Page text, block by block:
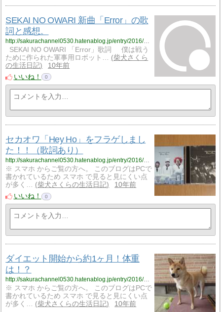
SEKAI NO OWARI 新曲「Error」の歌
詞と感想。
http://sakurachannel0530.hatenablog.jp/entry/2016/10/05/SEKAI_NO_OWARI_%E6%96%B0%E6%9B%B2%E3%80%8CError%E3%80%8D%E3%81%AE%E6%AD%8C%E8%A9%9E%E3%81%A8%E6%84%9F%E6%83%B3%E3%80%82
SEKAI NO OWARI 「Error」歌詞 僕は戦う
ために作られた軍事用ロボット…
柴犬さくら
の生活日記
10年前
いいね！
0
セカオワ「Hey Ho」をフラゲしまし
た！！（歌詞あり）
http://sakurachannel0530.hatenablog.jp/entry/2016/10/04/%E3%82%BB%E3%82%AB%E3%82%AA%E3%83%AF%E3%80%8CHey_Ho%E3%80%8D%E3%82%92%E3%83%95%E3%83%A9%E3%82%B2%E3%81%97%E3%81%A6%E3%81%8D%E3%81%BE%E3%81%97%E3%81%9F%EF%BC%81%EF%BC%81%EF%BC%88%E6%AD%8C
※ スマホ からご覧の方へ。 このブログはPCで
書かれているため スマホ で見ると見にくい点
が多く…
柴犬さくらの生活日記
10年前
いいね！
0
ダイエット開始から約1ヶ月！体重
は！？
http://sakurachannel0530.hatenablog.jp/entry/2016/10/04/%E3%83%80%E3%82%A4%E3%82%A8%E3%83%83%E3%83%88%E9%96%8B%E5%A7%8B%E3%81%8B%E3%82%89%E7%B4%841%E3%83%B6%E6%9C%88%EF%BC%81%E4%BD%93%E9%87%8D%E3%81%AF%EF%BC%81%EF%BC%9F
※ スマホ からご覧の方へ。 このブログはPCで
書かれているため スマホ で見ると見にくい点
が多く…
柴犬さくらの生活日記
10年前